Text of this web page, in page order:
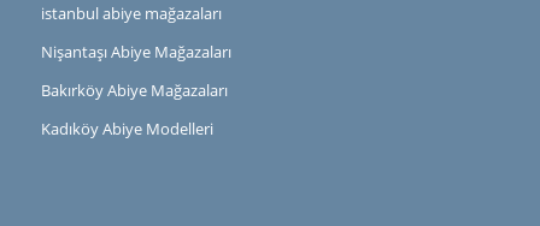
istanbul abiye mağazaları
Nişantaşı Abiye Mağazaları
Bakırköy Abiye Mağazaları
Kadıköy Abiye Modelleri